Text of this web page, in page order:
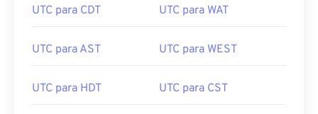
UTC para CDT UTC para WAT
UTC para AST UTC para WEST
UTC para HDT UTC para CST